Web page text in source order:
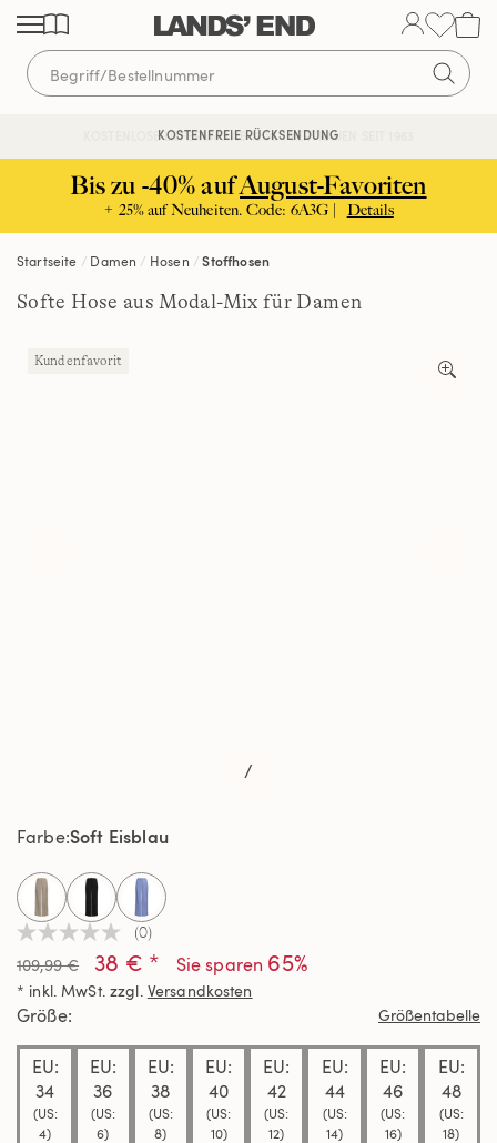
Direkt
zum
Inhalt
Direkt
zur
Navigation
Direkt
zur
Suche
KOSTENLOSE LIEFERUNG AB 120€ | VERTRAUEN SEIT 1963
KOSTENFREIE RÜCKSENDUNG
Bis zu -40% aufAugust-Favoriten
+ 25% auf Neuheiten. Code: 6A3G | Details
Startseite Damen Hosen Stoffhosen
Softe Hose aus Modal-Mix für Damen
/
Kein
Beurteilungswert
Link
auf
derselben
(0)
109,99 € 38 € * Sie sparen 65%
* inkl. MwSt. zzgl. Versandkosten
Farbe Soft Eisblau
selected
Größe Größentabelle
EU:
34
(US:
4)
EU:
36
(US:
6)
EU:
38
(US:
8)
EU:
40
(US:
10)
EU:
42
(US:
12)
EU:
44
(US:
14)
EU:
46
(US:
16)
EU:
48
(US:
18)